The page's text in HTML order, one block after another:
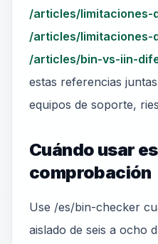
/articles/limitaciones-
/articles/limitaciones-
/articles/bin-vs-iin-
estas referencias
equipos de soporte,
Cuándo usar
comprobación
Use /es/bin-checker
aislado de seis a ocho